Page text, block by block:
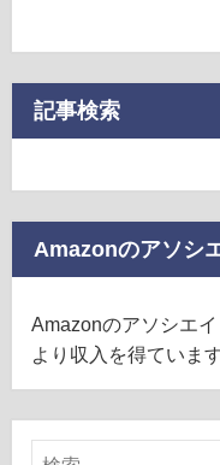
記事検索
Amazonのアソシ
Amazonのアソシエ
より収入を得ています